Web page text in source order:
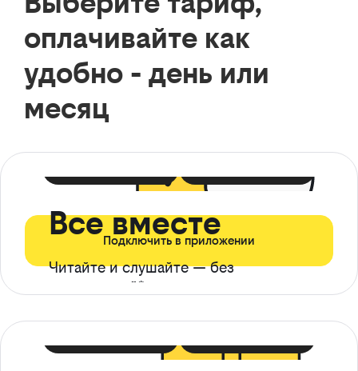
оплачивайте как
удобно - день или
месяц
Все вместе
Читайте и слушайте — без
ограничений*
Подключить в приложении